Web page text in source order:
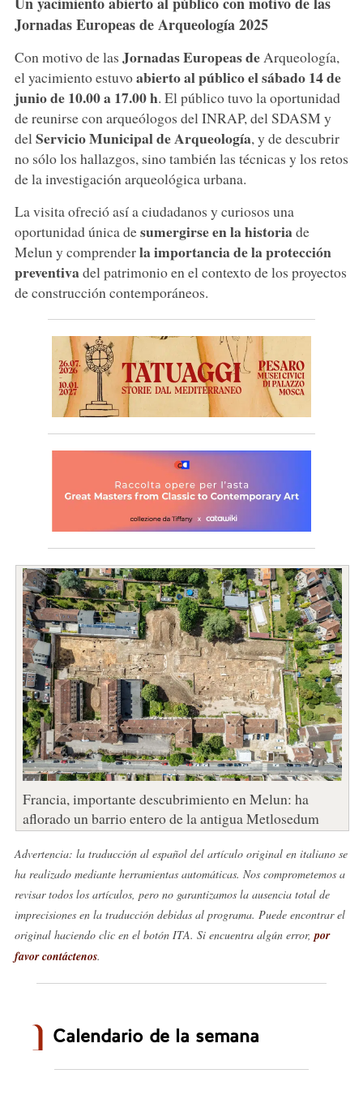
Jornadas Europeas de Arqueología 2025
Con motivo de las Jornadas Europeas deArqueología,
el yacimiento estuvoabierto al público el sábado 14 de
junio de 10.00 a 17.00 h. El público tuvo la oportunidad
de reunirse con arqueólogos del INRAP, del SDASM y
del Servicio Municipal de Arqueología, y de descubrir
no sólo los hallazgos, sino también las técnicas y los retos
de la investigación arqueológica urbana.
La visita ofreció así a ciudadanos y curiosos una
oportunidad única desumergirse en la historiade
Melun y comprenderla importancia de la protección
preventivadel patrimonio en el contexto de los proyectos
de construcción contemporáneos.
Francia, importante descubrimiento en Melun: ha
aflorado un barrio entero de la antigua Metlosedum
Advertencia: la traducción al español del artículo original en italiano se
ha realizado mediante herramientas automáticas. Nos comprometemos a
revisar todos los artículos, pero no garantizamos la ausencia total de
imprecisiones en la traducción debidas al programa. Puede encontrar el
original haciendo clic en el botón ITA. Si encuentra algún error, por
favor contáctenos.
Calendario de la semana